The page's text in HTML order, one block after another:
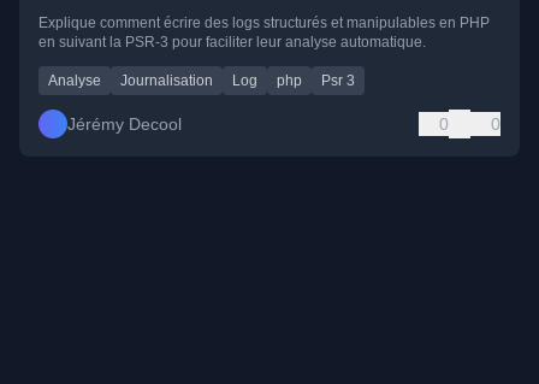
Explique comment écrire des logs structurés et manipulables en PHP
en suivant la PSR-3 pour faciliter leur analyse automatique.
Analyse Journalisation Log php Psr 3
Jérémy Decool 0 0